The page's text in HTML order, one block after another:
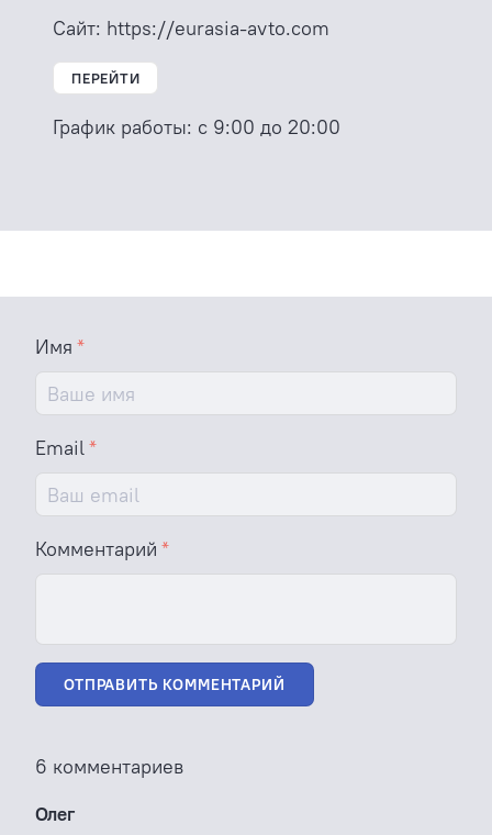
Сайт: https://eurasia-avto.com
ПЕРЕЙТИ
График работы: с 9:00 до 20:00
Имя
Email
Комментарий
ОТПРАВИТЬ КОММЕНТАРИЙ
6 комментариев
Олег